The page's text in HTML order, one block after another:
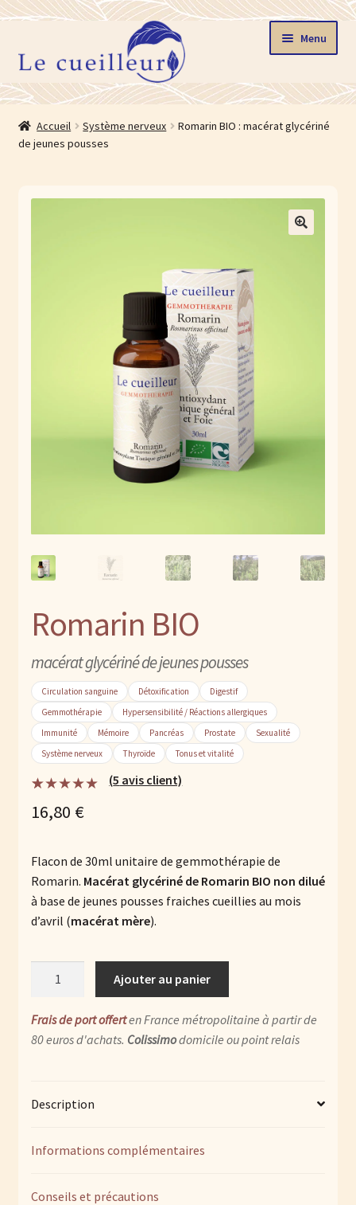
la
navigation
contenu
Menu
Accueil
Boutique
enfant
Stages de gemmothérapie
Accueil Système nerveux
Romarin BIO : macérat glycériné
de jeunes pousses
Romarin BIO
macérat glycériné de jeunes pousses
Circulation sanguine Détoxification
Digestif
Gemmothérapie
Hypersensibilité / Réactions allergiques
Immunité
Mémoire Pancréas Prostate
Sexualité
Système nerveux
Thyroïde Tonus et vitalité
sur 5 basé
client
(5 avis client)
16,80 €
Flacon de 30ml unitaire de gemmothérapie de
Romarin. Macérat glycériné de Romarin BIO non dilué
à base de jeunes pousses fraiches cueillies au mois
d’avril (macérat mère).
de
pousses
Ajouter au panier
Frais de port offerten France métropolitaine à partir de
80 euros d'achats. Colissimodomicile ou point relais
Description
Informations complémentaires
Conseils et précautions